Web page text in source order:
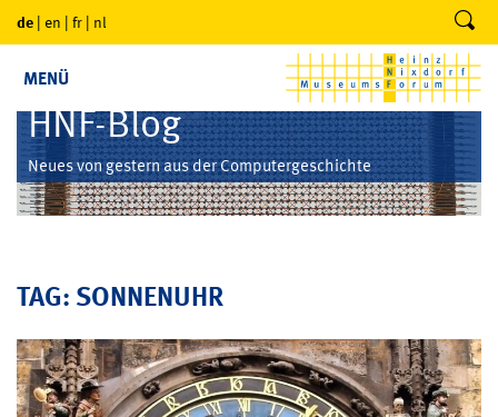
de | en | fr | nl
MENÜ
HNF-Blog
Neues von gestern aus der Computergeschichte
TAG: SONNENUHR